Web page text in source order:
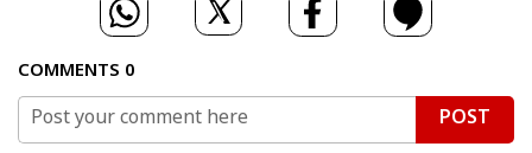
COMMENTS 0
POST